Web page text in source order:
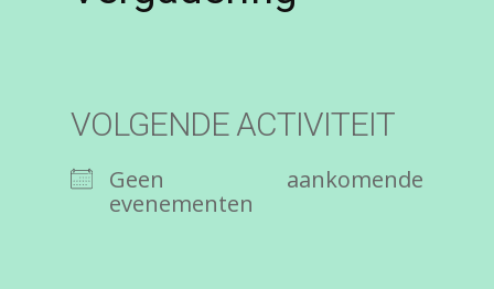
VOLGENDE ACTIVITEIT
Geen aankomende
evenementen